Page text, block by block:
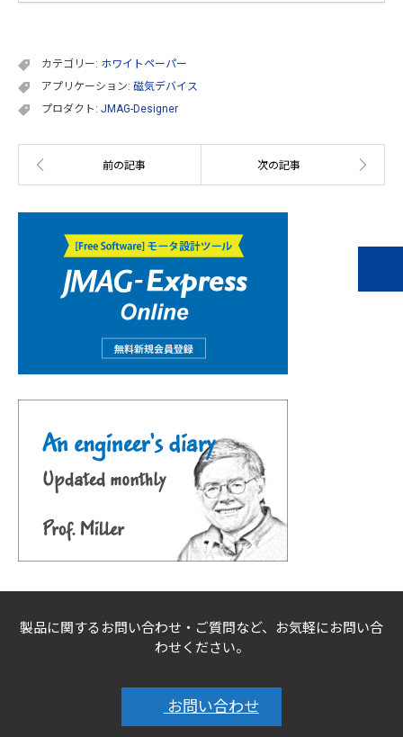
カテゴリー: ホワイトペーパー
アプリケーション: 磁気デバイス
プロダクト: JMAG-Designer
製品に関するお問い合わせ・ご質問など、お気軽にお問い合
わせください。
お問い合わせ